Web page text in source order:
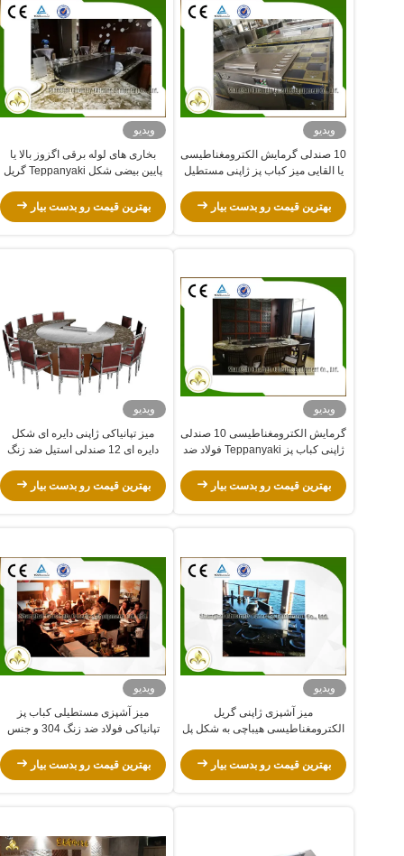
ویدیو
10 صندلی گرمایش الکترومغناطیسی
یا القایی میز کباب پز ژاپنی مستطیل
بهترین قیمت رو بدست بیار
ویدیو
بخاری های لوله برقی اگزوز بالا یا
پایین بیضی شکل Teppanyaki گریل
بهترین قیمت رو بدست بیار
ویدیو
گرمایش الکترومغناطیسی 10 صندلی
ژاپنی کباب پز Teppanyaki فولاد ضد
بهترین قیمت رو بدست بیار
ویدیو
میز تپانیاکی ژاپنی دایره ای شکل
دایره ای 12 صندلی استیل ضد زنگ
بهترین قیمت رو بدست بیار
ویدیو
میز آشپزی ژاپنی گریل
الکترومغناطیسی هیباچی به شکل پل
بهترین قیمت رو بدست بیار
ویدیو
میز آشپزی مستطیلی کباب پز
تپانیاکی فولاد ضد زنگ 304 و جنس
بهترین قیمت رو بدست بیار